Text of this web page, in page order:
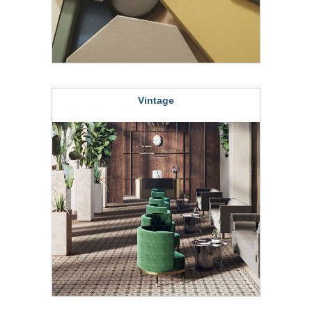
Vintage